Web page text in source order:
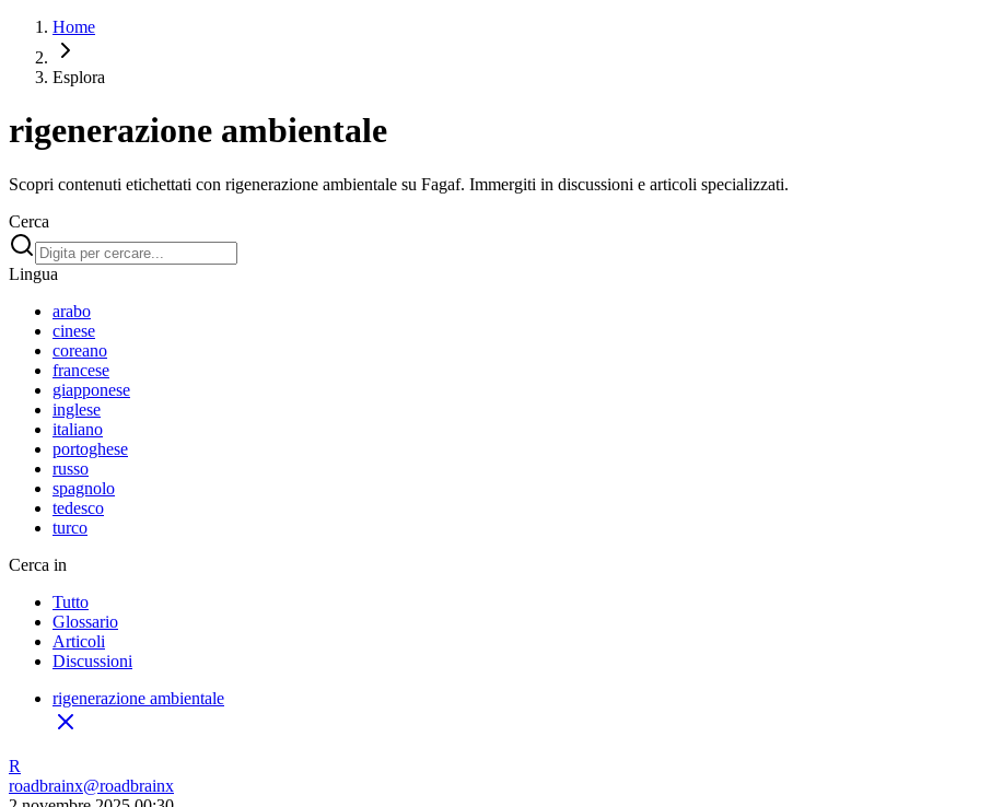
Home
Esplora
rigenerazione ambientale
Scopri contenuti etichettati con rigenerazione ambientale su Fagaf. Immergiti in discussioni e articoli specializzati.
Cerca
Lingua
arabo
cinese
coreano
francese
giapponese
inglese
italiano
portoghese
russo
spagnolo
tedesco
turco
Cerca in
Tutto
Glossario
Articoli
Discussioni
rigenerazione ambientale
R
roadbrainx@roadbrainx